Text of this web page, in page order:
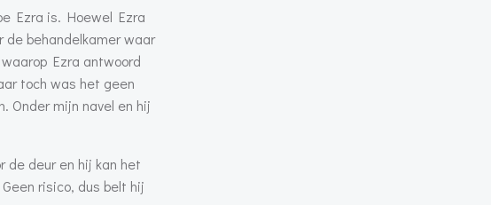
Ezra is. Hoewel Ezra
behandelkamer waar
Ezra antwoord
toch was het geen
Onder mijn navel en hij
de deur en hij kan het
risico, dus belt hij